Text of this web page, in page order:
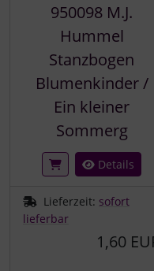
950098 M.J.
Hummel
Stanzbogen
Blumenkinder /
Ein kleiner
Sommerg
Details
Lieferzeit: sofort
lieferbar
1,60